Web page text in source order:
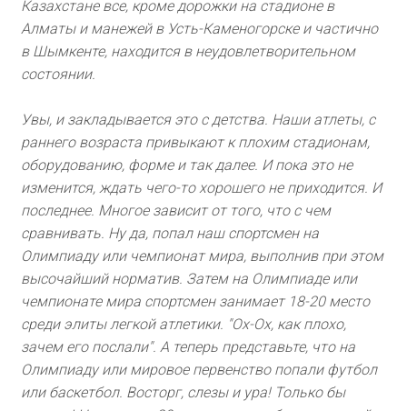
Казахстане все, кроме дорожки на стадионе в
Алматы и манежей в Усть-Каменогорске и частично
в Шымкенте, находится в неудовлетворительном
состоянии.
Увы, и закладывается это с детства. Наши атлеты, с
раннего возраста привыкают к плохим стадионам,
оборудованию, форме и так далее. И пока это не
изменится, ждать чего-то хорошего не приходится. И
последнее. Многое зависит от того, что с чем
сравнивать. Ну да, попал наш спортсмен на
Олимпиаду или чемпионат мира, выполнив при этом
высочайший норматив. Затем на Олимпиаде или
чемпионате мира спортсмен занимает 18-20 место
среди элиты легкой атлетики. "Ох-Ох, как плохо,
зачем его послали". А теперь представьте, что на
Олимпиаду или мировое первенство попали футбол
или баскетбол. Восторг, слезы и ура! Только бы